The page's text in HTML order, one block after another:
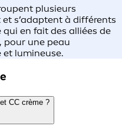
plusieurs
s’adaptent à différents
qui en fait des alliées de
pour une peau
et lumineuse.
CC crème ?